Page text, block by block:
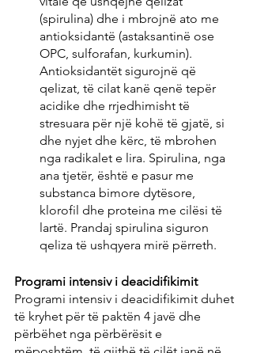
(spirulina) dhe i mbrojnë ato me
antioksidantë (astaksantinë ose
OPC, sulforafan, kurkumin).
Antioksidantët sigurojnë që
qelizat, të cilat kanë qenë tepër
acidike dhe rrjedhimisht të
stresuara për një kohë të gjatë, si
dhe nyjet dhe kërc, të mbrohen
nga radikalet e lira. Spirulina, nga
ana tjetër, është e pasur me
substanca bimore dytësore,
klorofil dhe proteina me cilësi të
lartë. Prandaj spirulina siguron
qeliza të ushqyera mirë përreth.
Programi intensiv i deacidifikimit
Programi intensiv i deacidifikimit duhet
të kryhet për të paktën 4 javë dhe
përbëhet nga përbërësit e